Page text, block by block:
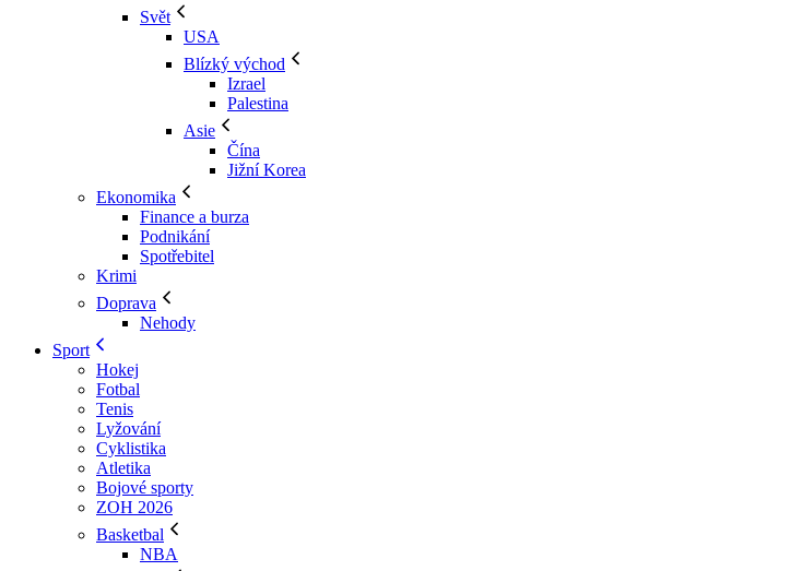
Svět
USA
Blízký východ
Izrael
Palestina
Asie
Čína
Jižní Korea
Ekonomika
Finance a burza
Podnikání
Spotřebitel
Krimi
Doprava
Nehody
Sport
Hokej
Fotbal
Tenis
Lyžování
Cyklistika
Atletika
Bojové sporty
ZOH 2026
Basketbal
NBA